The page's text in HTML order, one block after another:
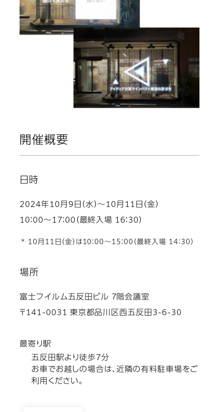
開催概要
日時
2024年10月9日（水）～10月11日（金）
10：00～17：00（最終入場 16：30）
* 10月11日（金）は10：00～15：00（最終入場 14：30）
場所
富士フイルム五反田ビル 7階会議室
〒141-0031 東京都品川区西五反田3-6-30
最寄り駅
五反田駅より徒歩7分
お車でお越しの場合は、近隣の有料駐車場をご
利用ください。